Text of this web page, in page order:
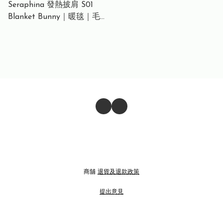
Seraphina 發熱披肩 S01
Blanket Bunny｜暖毯｜毛絨
商舖 退貨及退款政策
提出意見